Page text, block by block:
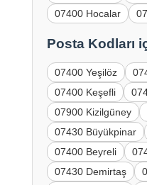
07400 Hocalar
Posta Kodları
07400 Yeşilöz
07400 Keşefli
07900 Kizilgüney
07430 Büyükpinar
07400 Beyreli
07430 Demirtaş